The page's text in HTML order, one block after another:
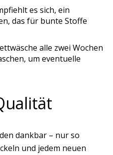
es sich, ein
das für bunte Stoffe
alle zwei Wochen
um eventuelle
dankbar – nur so
und jedem neuen